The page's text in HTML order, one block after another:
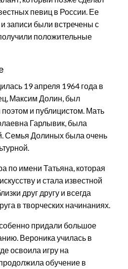
певиц в России. Ее
записи были встречены с
положительные
19 апреля 1964 года в
Максим Долин, был
и публицистом. Мать
Гарлывик, была
Семья Долиных была очень
по имени Татьяна, которая
и стала известной
друг другу и всегда
в творческих начинаниях.
придали большое
Вероника училась в
освоила игру на
обучение в